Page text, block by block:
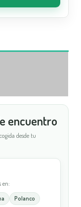
encuentro
desde tu
en:
Polanco